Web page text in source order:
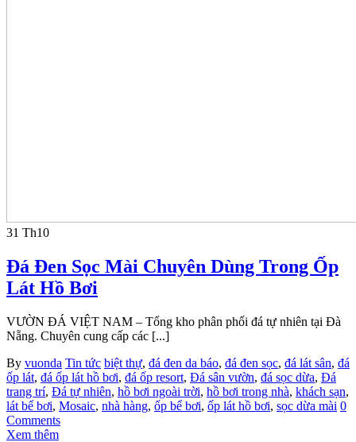
31 Th10
Đá Đen Sọc Mài Chuyên Dùng Trong Ốp
Lát Hồ Bơi
VƯỜN ĐÁ VIỆT NAM – Tổng kho phân phối đá tự nhiên tại Đà
Nẵng. Chuyên cung cấp các [...]
By vuonda Tin tức biệt thự, đá đen da báo, đá đen sọc, đá lát sân, đá
ốp lát, đá ốp lát hồ bơi, đá ốp resort, Đá sân vườn, đá sọc dừa, Đá
trang trí, Đá tự nhiên, hồ bơi ngoài trời, hồ bơi trong nhà, khách sạn,
lát bể bơi, Mosaic, nhà hàng, ốp bể bơi, ốp lát hồ bơi, sọc dừa mài 0
Comments
Xem thêm